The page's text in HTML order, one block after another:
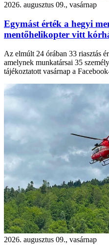
2026. augusztus 09., vasárnap
Egymást érték a hegyi
mentőhelikopter vitt
Az elmúlt 24 órában 33 riasztás
amelynek munkatársai 35
tájékoztatott vasárnap a
2026. augusztus 09., vasárnap